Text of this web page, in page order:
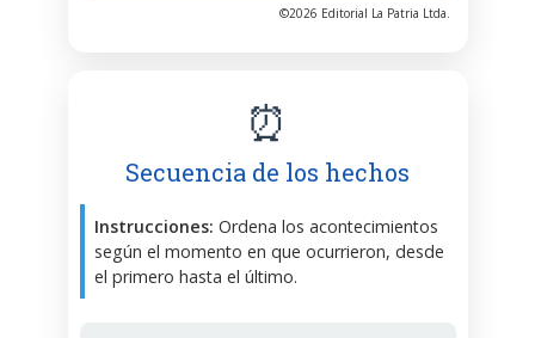
©2026 Editorial La Patria Ltda.
⏰
Secuencia de los hechos
Instrucciones: Ordena los acontecimientos
según el momento en que ocurrieron, desde
el primero hasta el último.